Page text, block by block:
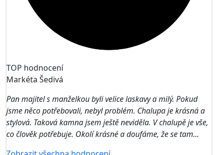
TOP hodnocení
Markéta Šedivá
Pan majitel s manželkou byli velice laskavy a milý. Pokud
jsme něco potřebovali, nebyl problém. Chalupa je krásná a
stylová. Taková kamna jsem ještě neviděla. V chalupě je vše,
co člověk potřebuje. Okolí krásné a doufáme, že se tam...